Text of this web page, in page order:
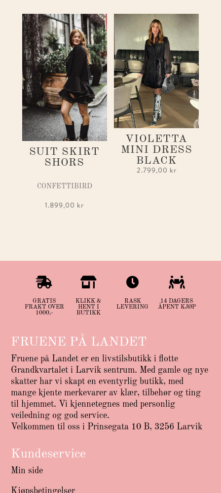
SUIT SKIRT
SHORS
CONFETTIBIRD
1.899,00 kr
VIOLETTA
MINI DRESS
BLACK
2.799,00 kr

GRATIS
FRAKT OVER
1000,-

KLIKK &
HENT I
BUTIKK

RASK
LEVERING

14 DAGERS
ÅPENT KJØP
FRUENE PÅ LANDET
Fruene på Landet er en livstilsbutikk i flotte
Grandkvartalet i Larvik sentrum. Med gamle og nye
skatter har vi skapt en eventyrlig butikk, med
mange kjente merkevarer av klær, tilbehør og ting
til hjemmet. Vi kjennetegnes med personlig
veiledning og god service.
Velkommen til oss i Prinsegata 10 B, 3256 Larvik
Kundeservice
Min side